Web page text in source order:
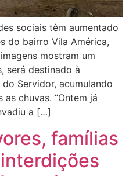
sociais têm aumentado
do bairro Vila América,
mostram um
será destinado à
Servidor, acumulando
chuvas. “Ontem já
a […]
famílias